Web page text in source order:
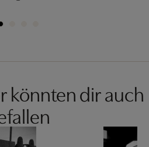
könnten dir auch